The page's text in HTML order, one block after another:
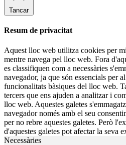
Tancar
Resum de privacitat
Aquest lloc web utilitza cookies per
mentre navega pel lloc web. Fora
es classifiquen com a necessàries
navegador, ja que són essencials per
funcionalitats bàsiques del lloc web.
tercers que ens ajuden a analitzar i
lloc web. Aquestes galetes
navegador només amb el seu
per no rebre aquestes galetes. Però
d'aquestes galetes pot afectar la seva
Necessàries